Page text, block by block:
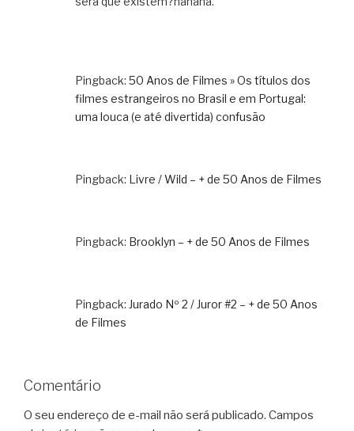
Pingback: 50 Anos de Filmes » Os títulos dos
filmes estrangeiros no Brasil e em Portugal:
uma louca (e até divertida) confusão
Pingback: Livre / Wild – + de 50 Anos de Filmes
Pingback: Brooklyn – + de 50 Anos de Filmes
Pingback: Jurado Nº 2 / Juror #2 – + de 50 Anos
de Filmes
Comentário
O seu endereço de e-mail não será publicado. Campos